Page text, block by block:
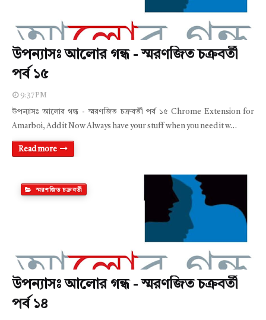
উপন্যাসঃ আলোর গন্ধ - স্মরণজিত চক্রবর্তী
পর্ব ১৫
9:37 PM
উপন্যাসঃ আলোর গন্ধ - স্মরণজিত চক্রবর্তী পর্ব ১৫ Chrome Extension for
Amarboi, Add it Now Always have your stuff when you need it w…
Read more
স্মরণজিত চক্রবর্তী
উপন্যাসঃ আলোর গন্ধ - স্মরণজিত চক্রবর্তী
পর্ব ১৪